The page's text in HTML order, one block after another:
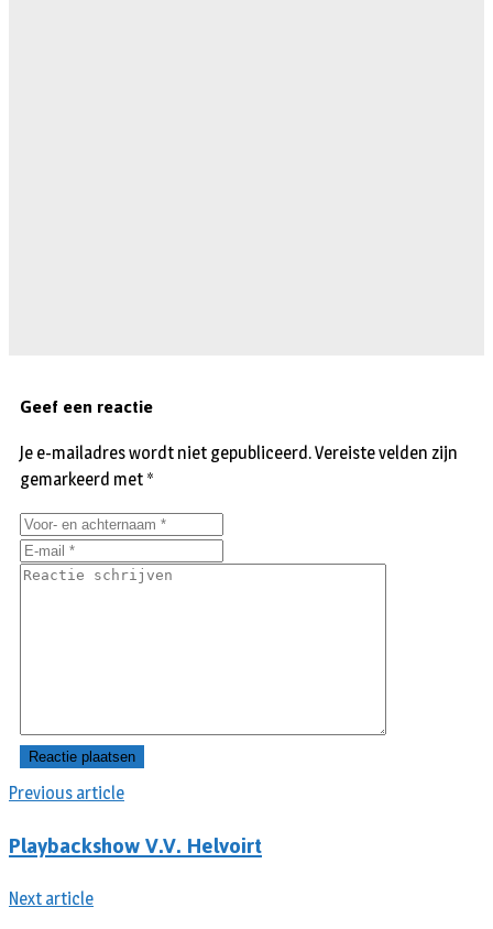
Previous article
Playbackshow V.V. Helvoirt
Next article
Geef een reactie
Je e-mailadres wordt niet gepubliceerd.Vereiste velden zijn
gemarkeerd met *